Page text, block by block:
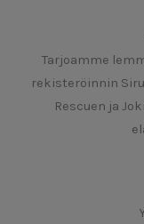
Tarjoamme
rekisteröinnin
Rescuen ja